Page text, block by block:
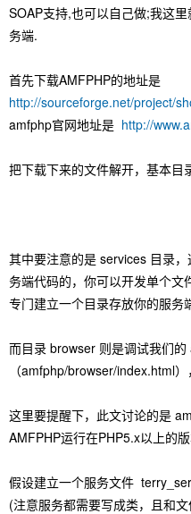
SOAP支持,也可以自己做;我这
务端.
首先下载AMFPHP的地址是
http://sourceforge.net/project/
amfphp官网地址是 http://
把下载下来的文件解开，基本目
其中要注意的是 services 目录
务端代码的，你可以开发单个文
专门建立一个目录存放你的服务
而目录 browser 则是调试我们
（amfphp/browser/index.html）
这里要提醒下，此文讨论的是
AMFPHP运行在PHP5.x以上的版
假设建立一个服务文件
(注意服务都需要写成类，且和文